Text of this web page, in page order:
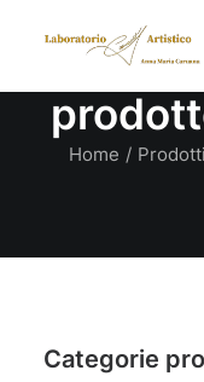
Home
Categorie